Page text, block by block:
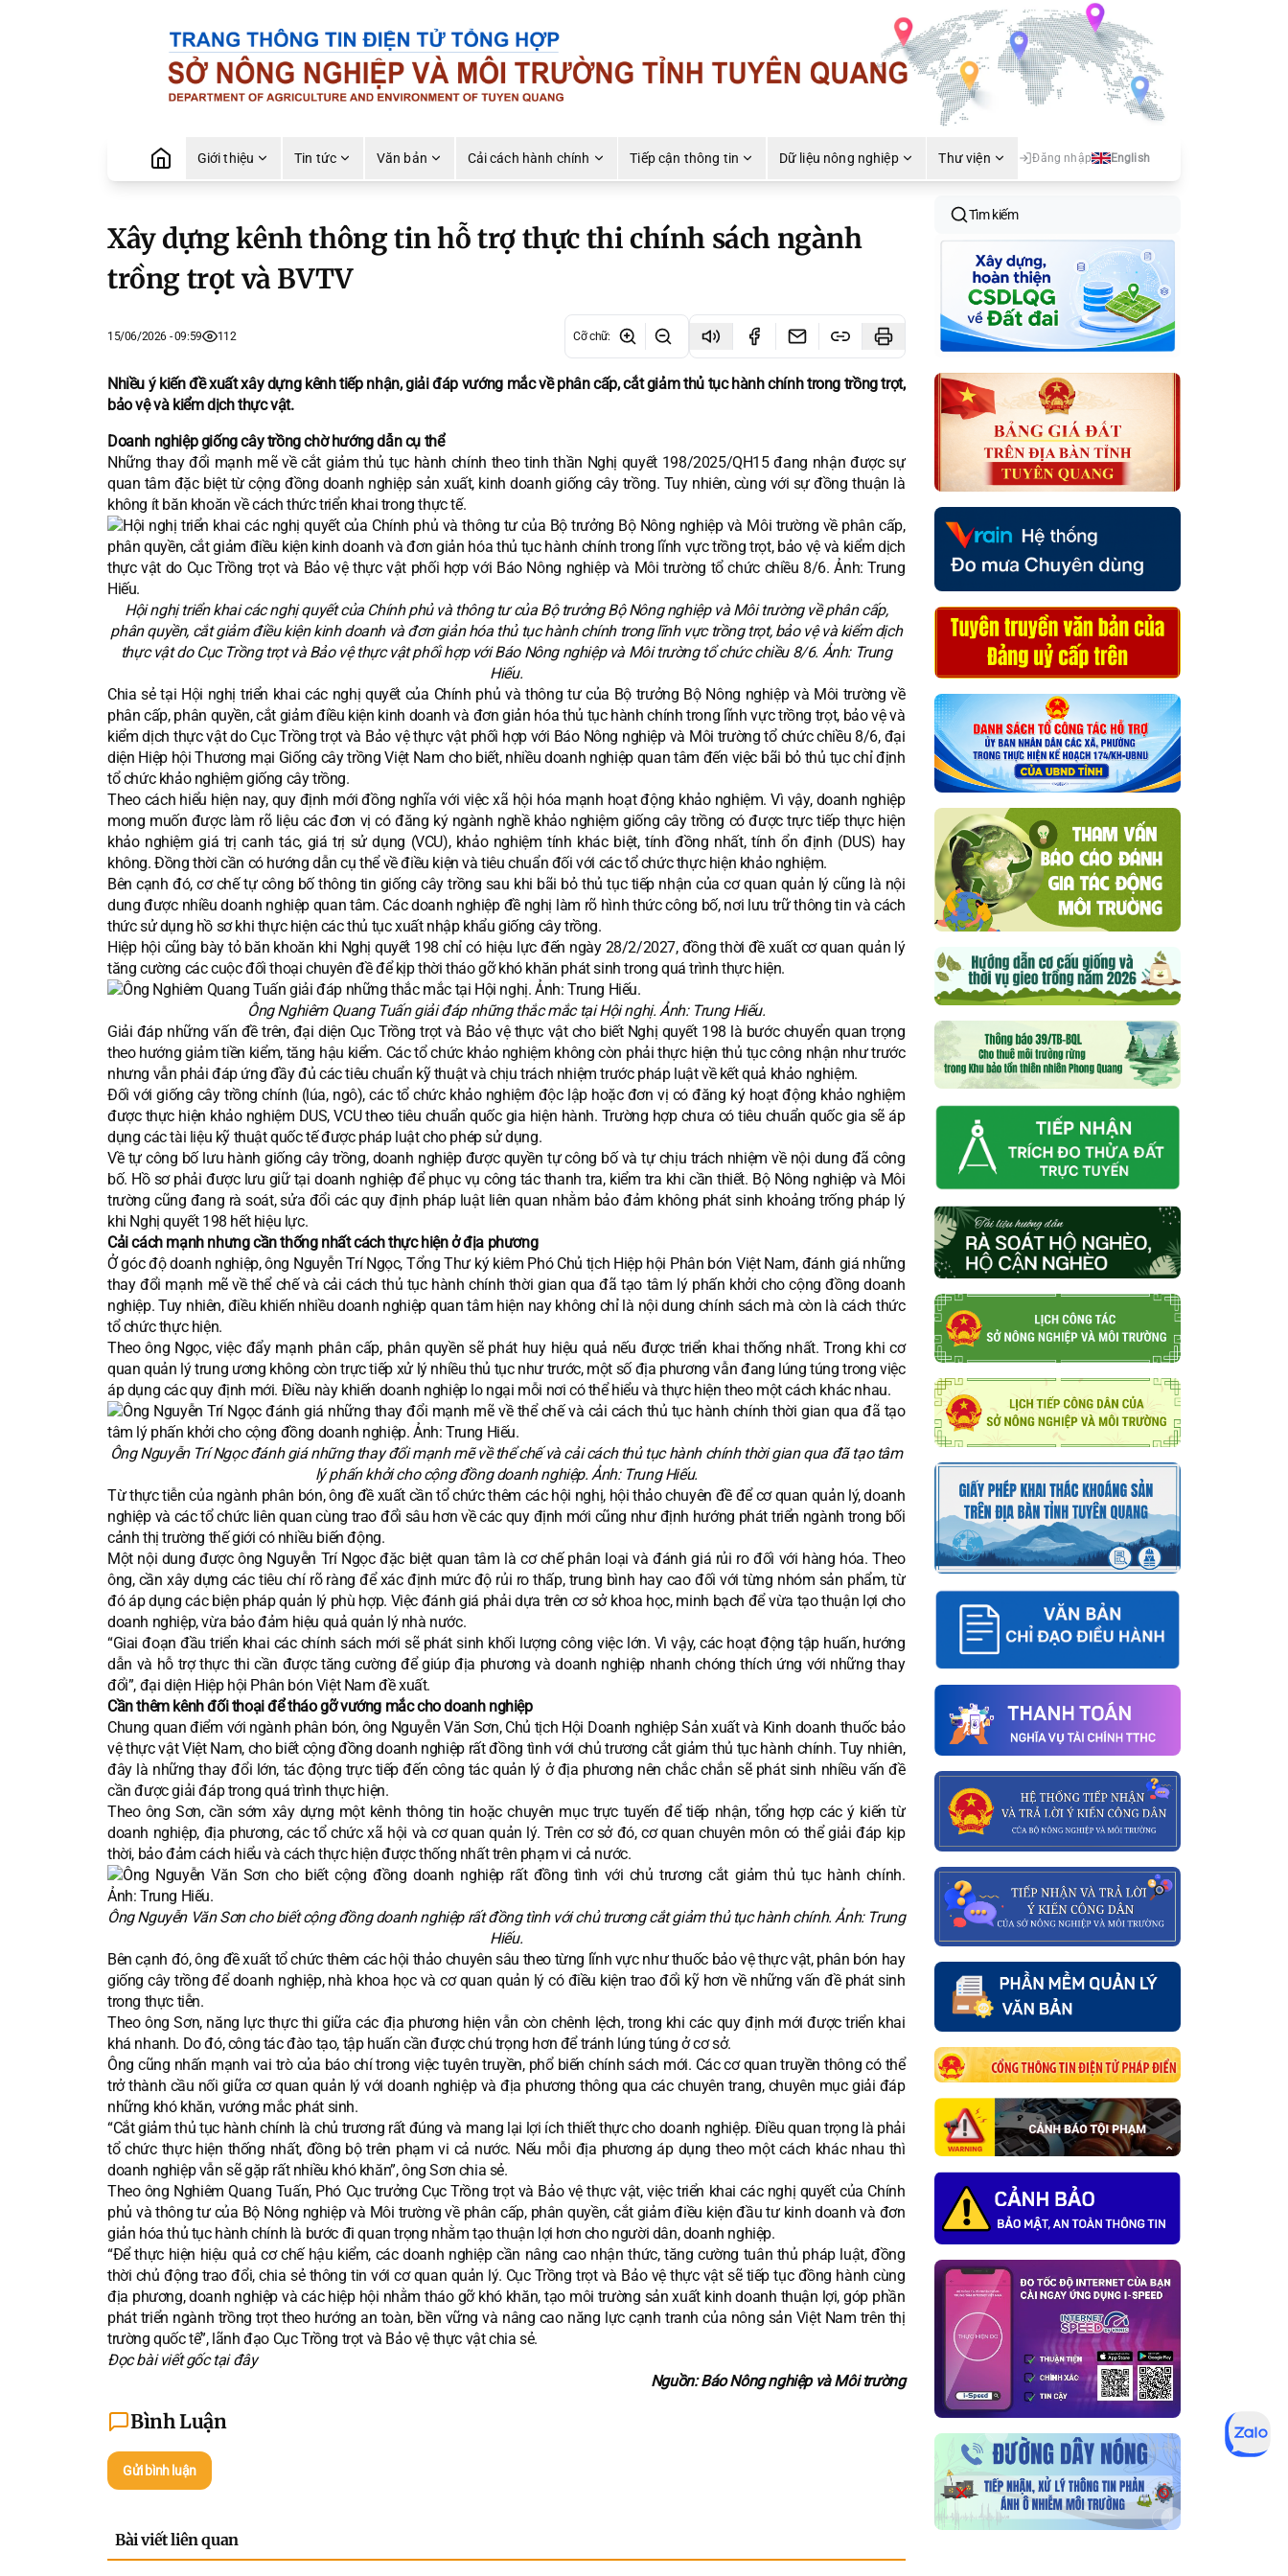
Giới thiệu Tin tức Văn bản Cải cách hành chính Tiếp cận thông tin Dữ liệu nông nghiệp Thư viện Đăng nhập English
Xây dựng kênh thông tin hỗ trợ thực thi chính sách ngành
trồng trọt và BVTV
15/06/2026 - 09:59 112 Cỡ chữ:
Nhiều ý kiến đề xuất xây dựng kênh tiếp nhận, giải đáp vướng mắc về phân cấp, cắt giảm thủ tục hành chính trong trồng trọt,
bảo vệ và kiểm dịch thực vật.
Doanh nghiệp giống cây trồng chờ hướng dẫn cụ thể
Những thay đổi mạnh mẽ về cắt giảm thủ tục hành chính theo tinh thần Nghị quyết 198/2025/QH15 đang nhận được sự
quan tâm đặc biệt từ cộng đồng doanh nghiệp sản xuất, kinh doanh giống cây trồng. Tuy nhiên, cùng với sự đồng thuận là
không ít băn khoăn về cách thức triển khai trong thực tế.
Hội nghị triển khai các nghị quyết của Chính phủ và thông tư của Bộ trưởng Bộ Nông nghiệp và Môi trường về phân cấp,
phân quyền, cắt giảm điều kiện kinh doanh và đơn giản hóa thủ tục hành chính trong lĩnh vực trồng trọt, bảo vệ và kiểm dịch
thực vật do Cục Trồng trọt và Bảo vệ thực vật phối hợp với Báo Nông nghiệp và Môi trường tổ chức chiều 8/6. Ảnh: Trung
Hiếu.
Chia sẻ tại Hội nghị triển khai các nghị quyết của Chính phủ và thông tư của Bộ trưởng Bộ Nông nghiệp và Môi trường về
phân cấp, phân quyền, cắt giảm điều kiện kinh doanh và đơn giản hóa thủ tục hành chính trong lĩnh vực trồng trọt, bảo vệ và
kiểm dịch thực vật do Cục Trồng trọt và Bảo vệ thực vật phối hợp với Báo Nông nghiệp và Môi trường tổ chức chiều 8/6, đại
diện Hiệp hội Thương mại Giống cây trồng Việt Nam cho biết, nhiều doanh nghiệp quan tâm đến việc bãi bỏ thủ tục chỉ định
tổ chức khảo nghiệm giống cây trồng.
Theo cách hiểu hiện nay, quy định mới đồng nghĩa với việc xã hội hóa mạnh hoạt động khảo nghiệm. Vì vậy, doanh nghiệp
mong muốn được làm rõ liệu các đơn vị có đăng ký ngành nghề khảo nghiệm giống cây trồng có được trực tiếp thực hiện
khảo nghiệm giá trị canh tác, giá trị sử dụng (VCU), khảo nghiệm tính khác biệt, tính đồng nhất, tính ổn định (DUS) hay
không. Đồng thời cần có hướng dẫn cụ thể về điều kiện và tiêu chuẩn đối với các tổ chức thực hiện khảo nghiệm.
Bên cạnh đó, cơ chế tự công bố thông tin giống cây trồng sau khi bãi bỏ thủ tục tiếp nhận của cơ quan quản lý cũng là nội
dung được nhiều doanh nghiệp quan tâm. Các doanh nghiệp đề nghị làm rõ hình thức công bố, nơi lưu trữ thông tin và cách
thức sử dụng hồ sơ khi thực hiện các thủ tục xuất nhập khẩu giống cây trồng.
Hiệp hội cũng bày tỏ băn khoăn khi Nghị quyết 198 chỉ có hiệu lực đến ngày 28/2/2027, đồng thời đề xuất cơ quan quản lý
tăng cường các cuộc đối thoại chuyên đề để kịp thời tháo gỡ khó khăn phát sinh trong quá trình thực hiện.
Ông Nghiêm Quang Tuấn giải đáp những thắc mắc tại Hội nghị. Ảnh: Trung Hiếu.
Giải đáp những vấn đề trên, đại diện Cục Trồng trọt và Bảo vệ thực vật cho biết Nghị quyết 198 là bước chuyển quan trọng
theo hướng giảm tiền kiểm, tăng hậu kiểm. Các tổ chức khảo nghiệm không còn phải thực hiện thủ tục công nhận như trước
nhưng vẫn phải đáp ứng đầy đủ các tiêu chuẩn kỹ thuật và chịu trách nhiệm trước pháp luật về kết quả khảo nghiệm.
Đối với giống cây trồng chính (lúa, ngô), các tổ chức khảo nghiệm độc lập hoặc đơn vị có đăng ký hoạt động khảo nghiệm
được thực hiện khảo nghiệm DUS, VCU theo tiêu chuẩn quốc gia hiện hành. Trường hợp chưa có tiêu chuẩn quốc gia sẽ áp
dụng các tài liệu kỹ thuật quốc tế được pháp luật cho phép sử dụng.
Về tự công bố lưu hành giống cây trồng, doanh nghiệp được quyền tự công bố và tự chịu trách nhiệm về nội dung đã công
bố. Hồ sơ phải được lưu giữ tại doanh nghiệp để phục vụ công tác thanh tra, kiểm tra khi cần thiết. Bộ Nông nghiệp và Môi
trường cũng đang rà soát, sửa đổi các quy định pháp luật liên quan nhằm bảo đảm không phát sinh khoảng trống pháp lý
khi Nghị quyết 198 hết hiệu lực.
Cải cách mạnh nhưng cần thống nhất cách thực hiện ở địa phương
Ở góc độ doanh nghiệp, ông Nguyễn Trí Ngọc, Tổng Thư ký kiêm Phó Chủ tịch Hiệp hội Phân bón Việt Nam, đánh giá những
thay đổi mạnh mẽ về thể chế và cải cách thủ tục hành chính thời gian qua đã tạo tâm lý phấn khởi cho cộng đồng doanh
nghiệp. Tuy nhiên, điều khiến nhiều doanh nghiệp quan tâm hiện nay không chỉ là nội dung chính sách mà còn là cách thức
tổ chức thực hiện.
Theo ông Ngọc, việc đẩy mạnh phân cấp, phân quyền sẽ phát huy hiệu quả nếu được triển khai thống nhất. Trong khi cơ
quan quản lý trung ương không còn trực tiếp xử lý nhiều thủ tục như trước, một số địa phương vẫn đang lúng túng trong việc
áp dụng các quy định mới. Điều này khiến doanh nghiệp lo ngại mỗi nơi có thể hiểu và thực hiện theo một cách khác nhau.
Ông Nguyễn Trí Ngọc đánh giá những thay đổi mạnh mẽ về thể chế và cải cách thủ tục hành chính thời gian qua đã tạo tâm
lý phấn khởi cho cộng đồng doanh nghiệp. Ảnh: Trung Hiếu.
Từ thực tiễn của ngành phân bón, ông đề xuất cần tổ chức thêm các hội nghị, hội thảo chuyên đề để cơ quan quản lý, doanh
nghiệp và các tổ chức liên quan cùng trao đổi sâu hơn về các quy định mới cũng như định hướng phát triển ngành trong bối
cảnh thị trường thế giới có nhiều biến động.
Một nội dung được ông Nguyễn Trí Ngọc đặc biệt quan tâm là cơ chế phân loại và đánh giá rủi ro đối với hàng hóa. Theo
ông, cần xây dựng các tiêu chí rõ ràng để xác định mức độ rủi ro thấp, trung bình hay cao đối với từng nhóm sản phẩm, từ
đó áp dụng các biện pháp quản lý phù hợp. Việc đánh giá phải dựa trên cơ sở khoa học, minh bạch để vừa tạo thuận lợi cho
doanh nghiệp, vừa bảo đảm hiệu quả quản lý nhà nước.
“Giai đoạn đầu triển khai các chính sách mới sẽ phát sinh khối lượng công việc lớn. Vì vậy, các hoạt động tập huấn, hướng
dẫn và hỗ trợ thực thi cần được tăng cường để giúp địa phương và doanh nghiệp nhanh chóng thích ứng với những thay
đổi”, đại diện Hiệp hội Phân bón Việt Nam đề xuất.
Cần thêm kênh đối thoại để tháo gỡ vướng mắc cho doanh nghiệp
Chung quan điểm với ngành phân bón, ông Nguyễn Văn Sơn, Chủ tịch Hội Doanh nghiệp Sản xuất và Kinh doanh thuốc bảo
vệ thực vật Việt Nam, cho biết cộng đồng doanh nghiệp rất đồng tình với chủ trương cắt giảm thủ tục hành chính. Tuy nhiên,
đây là những thay đổi lớn, tác động trực tiếp đến công tác quản lý ở địa phương nên chắc chắn sẽ phát sinh nhiều vấn đề
cần được giải đáp trong quá trình thực hiện.
Theo ông Sơn, cần sớm xây dựng một kênh thông tin hoặc chuyên mục trực tuyến để tiếp nhận, tổng hợp các ý kiến từ
doanh nghiệp, địa phương, các tổ chức xã hội và cơ quan quản lý. Trên cơ sở đó, cơ quan chuyên môn có thể giải đáp kịp
thời, bảo đảm cách hiểu và cách thực hiện được thống nhất trên phạm vi cả nước.
Ông Nguyễn Văn Sơn cho biết cộng đồng doanh nghiệp rất đồng tình với chủ trương cắt giảm thủ tục hành chính. Ảnh: Trung
Hiếu.
Bên cạnh đó, ông đề xuất tổ chức thêm các hội thảo chuyên sâu theo từng lĩnh vực như thuốc bảo vệ thực vật, phân bón hay
giống cây trồng để doanh nghiệp, nhà khoa học và cơ quan quản lý có điều kiện trao đổi kỹ hơn về những vấn đề phát sinh
trong thực tiễn.
Theo ông Sơn, năng lực thực thi giữa các địa phương hiện vẫn còn chênh lệch, trong khi các quy định mới được triển khai
khá nhanh. Do đó, công tác đào tạo, tập huấn cần được chú trọng hơn để tránh lúng túng ở cơ sở.
Ông cũng nhấn mạnh vai trò của báo chí trong việc tuyên truyền, phổ biến chính sách mới. Các cơ quan truyền thông có thể
trở thành cầu nối giữa cơ quan quản lý với doanh nghiệp và địa phương thông qua các chuyên trang, chuyên mục giải đáp
những khó khăn, vướng mắc phát sinh.
“Cắt giảm thủ tục hành chính là chủ trương rất đúng và mang lại lợi ích thiết thực cho doanh nghiệp. Điều quan trọng là phải
tổ chức thực hiện thống nhất, đồng bộ trên phạm vi cả nước. Nếu mỗi địa phương áp dụng theo một cách khác nhau thì
doanh nghiệp vẫn sẽ gặp rất nhiều khó khăn”, ông Sơn chia sẻ.
Theo ông Nghiêm Quang Tuấn, Phó Cục trưởng Cục Trồng trọt và Bảo vệ thực vật, việc triển khai các nghị quyết của Chính
phủ và thông tư của Bộ Nông nghiệp và Môi trường về phân cấp, phân quyền, cắt giảm điều kiện đầu tư kinh doanh và đơn
giản hóa thủ tục hành chính là bước đi quan trọng nhằm tạo thuận lợi hơn cho người dân, doanh nghiệp.
“Để thực hiện hiệu quả cơ chế hậu kiểm, các doanh nghiệp cần nâng cao nhận thức, tăng cường tuân thủ pháp luật, đồng
thời chủ động trao đổi, chia sẻ thông tin với cơ quan quản lý. Cục Trồng trọt và Bảo vệ thực vật sẽ tiếp tục đồng hành cùng
địa phương, doanh nghiệp và các hiệp hội nhằm tháo gỡ khó khăn, tạo môi trường sản xuất kinh doanh thuận lợi, góp phần
phát triển ngành trồng trọt theo hướng an toàn, bền vững và nâng cao năng lực cạnh tranh của nông sản Việt Nam trên thị
trường quốc tế”, lãnh đạo Cục Trồng trọt và Bảo vệ thực vật chia sẻ.
Đọc bài viết gốc tạiđây
Nguồn: Báo Nông nghiệp và Môi trường
Bình Luận
Gửi bình luận
Bài viết liên quan
Tìm kiếm